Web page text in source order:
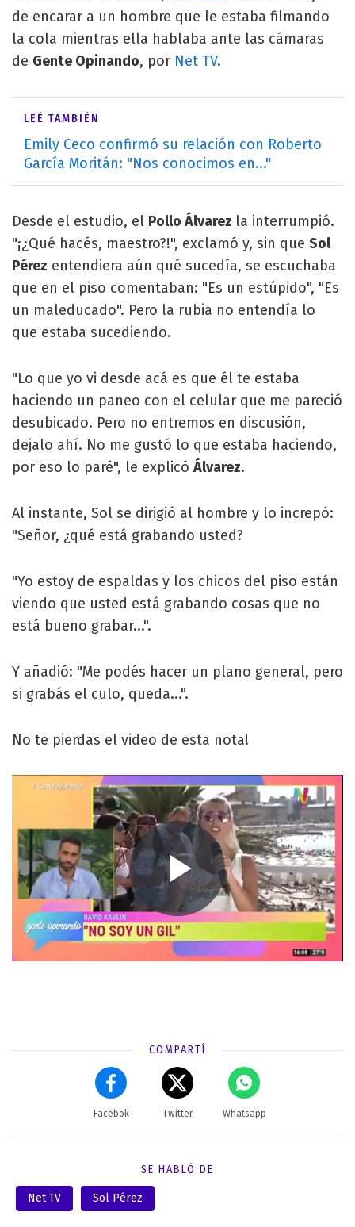
de encarar a un hombre que le estaba filmando
la cola mientras ella hablaba ante las cámaras
de Gente Opinando, por Net TV.
LEÉ TAMBIÉN
Emily Ceco confirmó su relación con Roberto
García Moritán: "Nos conocimos en..."
Desde el estudio, el Pollo Álvarez la interrumpió.
"¡¿Qué hacés, maestro?!", exclamó y, sin que Sol
Pérez entendiera aún qué sucedía, se escuchaba
que en el piso comentaban: "Es un estúpido", "Es
un maleducado". Pero la rubia no entendía lo
que estaba sucediendo.
"Lo que yo vi desde acá es que él te estaba
haciendo un paneo con el celular que me pareció
desubicado. Pero no entremos en discusión,
dejalo ahí. No me gustó lo que estaba haciendo,
por eso lo paré", le explicó Álvarez.
Al instante, Sol se dirigió al hombre y lo increpó:
"Señor, ¿qué está grabando usted?
"Yo estoy de espaldas y los chicos del piso están
viendo que usted está grabando cosas que no
está bueno grabar...".
Y añadió: "Me podés hacer un plano general, pero
si grabás el culo, queda...".
No te pierdas el video de esta nota!
COMPARTÍ
Facebok Twitter Whatsapp
SE HABLÓ DE
Net TV Sol Pérez